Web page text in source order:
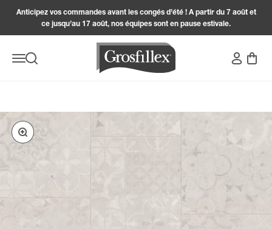
Anticipez vos commandes avant les congés d’été ! A partir du 7 août et
ce jusqu’au 17 août, nos équipes sont en pause estivale.
MenuRecherche
Grosfillex
Connexion
Panier
Zoomer sur l'image